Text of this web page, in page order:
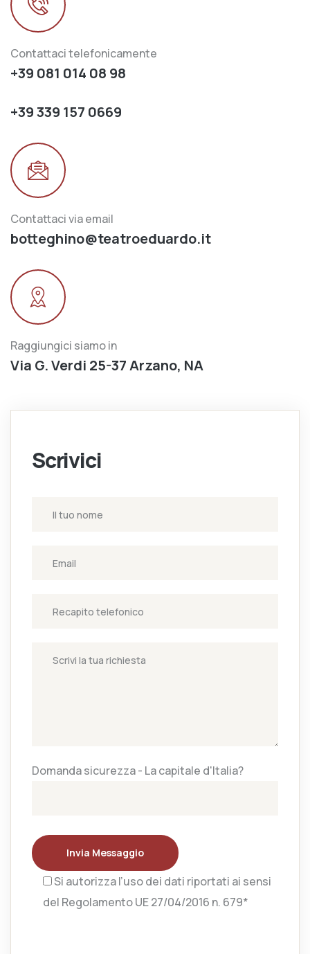
Contattaci telefonicamente
+39 081 014 08 98
+39 339 157 0669
Contattaci via email
botteghino@teatroeduardo.it
Raggiungici siamo in
Via G. Verdi 25-37 Arzano, NA
Scrivici
Domanda sicurezza - La capitale d'Italia?
Invia Messaggio
Si autorizza l’uso dei dati riportati ai sensi
del Regolamento UE 27/04/2016 n. 679*